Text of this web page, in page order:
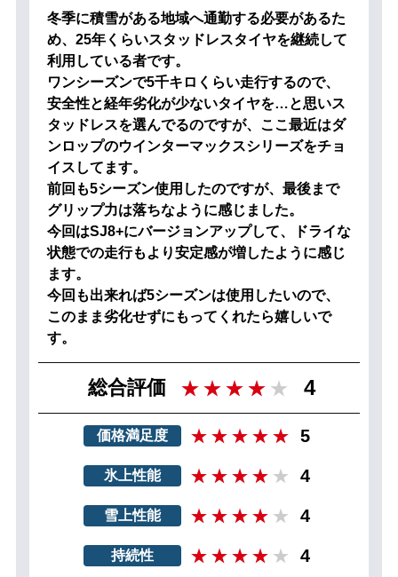
冬季に積雪がある地域へ通勤する必要があるた
め、25年くらいスタッドレスタイヤを継続して
利用している者です。
ワンシーズンで5千キロくらい走行するので、
安全性と経年劣化が少ないタイヤを…と思いス
タッドレスを選んでるのですが、ここ最近はダ
ンロップのウインターマックスシリーズをチョ
イスしてます。
前回も5シーズン使用したのですが、最後まで
グリップ力は落ちなように感じました。
今回はSJ8+にバージョンアップして、ドライな
状態での走行もより安定感が増したように感じ
ます。
今回も出来れば5シーズンは使用したいので、
このまま劣化せずにもってくれたら嬉しいで
す。
総合評価 4
価格満足度 5
氷上性能 4
雪上性能 4
持続性 4